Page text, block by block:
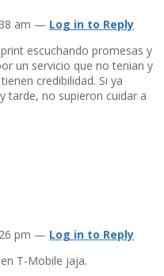
am — Log in to Reply
escuchando promesas y
un servicio que no tenian y
credibilidad. Si ya
tarde, no supieron cuidar a
pm — Log in to Reply
T-Mobile jaja.